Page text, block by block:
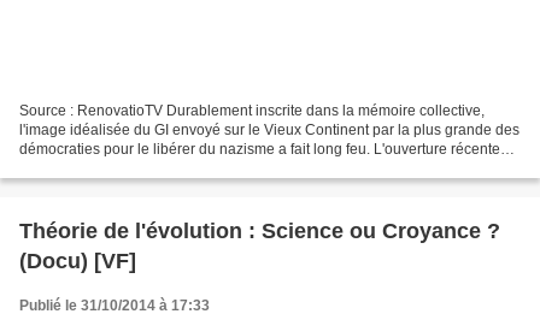
Source : RenovatioTV Durablement inscrite dans la mémoire collective,
l'image idéalisée du GI envoyé sur le Vieux Continent par la plus grande des
démocraties pour le libérer du nazisme a fait long feu. L'ouverture récente
Théorie de l'évolution : Science ou Croyance ?
(Docu) [VF]
Publié le 31/10/2014 à 17:33